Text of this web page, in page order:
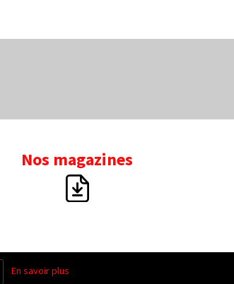
Nos magazines
En savoir plus